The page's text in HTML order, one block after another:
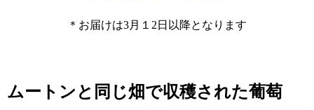
＊お届けは3月１2日以降となります
ムートンと同じ畑で収穫された葡萄